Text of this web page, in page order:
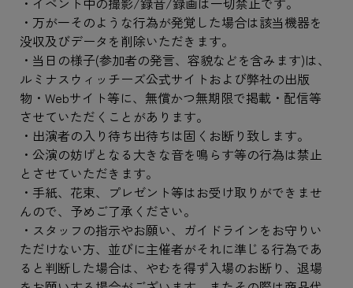
・万が一そのような行為が発覚した場合は該当機器を
没収及びデータを削除いただきます。
・当日の様子(参加者の発言、容貌などを含みます)は、
ルミナスウィッチーズ公式サイトおよび弊社の出版
物・Webサイト等に、無償かつ無期限で掲載・配信等
させていただくことがあります。
・出演者の入り待ち出待ちは固くお断り致します。
・公演の妨げとなる大きな音を鳴らす等の行為は禁止
とさせていただきます。
・手紙、花束、プレゼント等はお受け取りができませ
んので、予めご了承ください。
・スタッフの指示やお願い、ガイドラインをお守りい
ただけない方、並びに主催者がそれに準じる行為であ
ると判断した場合は、やむを得ず入場のお断り、退場